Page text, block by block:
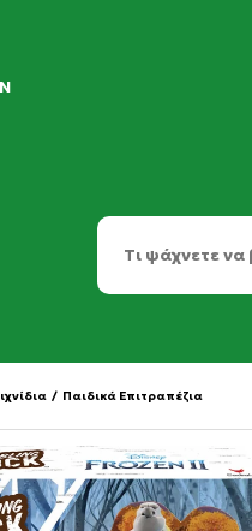
/ Παιδικά Επιτραπέζια